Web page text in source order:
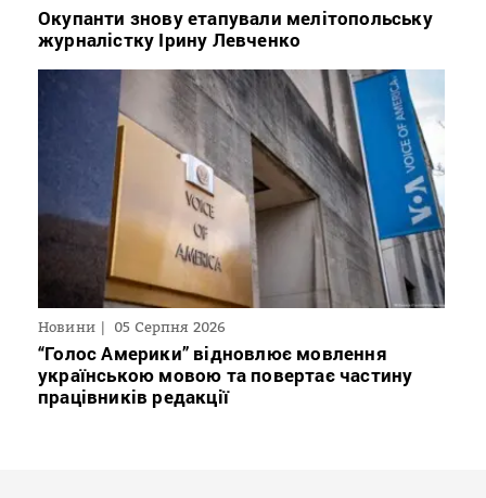
Окупанти знову етапували мелітопольську
журналістку Ірину Левченко
Новини 05 Серпня 2026
“Голос Америки” відновлює мовлення
українською мовою та повертає частину
працівників редакції